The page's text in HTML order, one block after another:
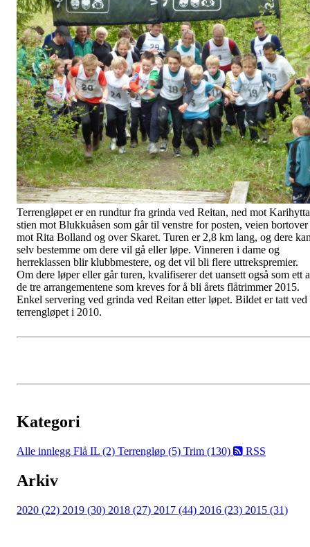
Terrengløpet er en rundtur fra grinda ved Reitan, ned mot
stien mot Blukkuåsen som går til venstre for posten, veien bortover
mot Rita Bolland og over Skaret. Turen er 2,8 km lang, og dere
selv bestemme om dere vil gå eller løpe. Vinneren i dame og
herreklassen blir klubbmestere, og det vil bli flere uttrekspremier.
Om dere løper eller går turen, kvalifiserer det uansett også som ett
de tre arrangementene som kreves for å bli årets flåtrimmer 2015.
Enkel servering ved grinda ved Reitan etter løpet. Bildet er tatt ved
terrengløpet i 2010.
Kategori
Alle innlegg Flå IL (2) Terrengløp (5) Trim (130) RSS
Arkiv
2020 (22) 2019 (30) 2018 (27) 2017 (44) 2016 (23) 2015 (31)